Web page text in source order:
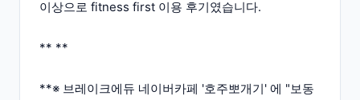
이상으로 fitness first 이용 후기였습니다.
** **
**※ 브레이크에듀 네이버카페 '호주뽀개기' 에 "보동